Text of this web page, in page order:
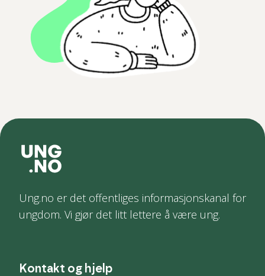
Ung.no er det offentliges informasjonskanal for
ungdom. Vi gjør det litt lettere å være ung.
Kontakt og hjelp